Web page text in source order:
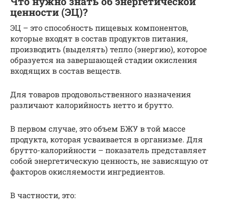
ценности (ЭЦ)?
ЭЦ – это способность пищевых компонентов,
которые входят в состав продуктов питания,
производить (выделять) тепло (энергию), которое
образуется на завершающей стадии окисления
входящих в состав веществ.
Для товаров продовольственного назначения
различают калорийность нетто и брутто.
В первом случае, это объем БЖУ в той массе
продукта, которая усваивается в организме. Для
брутто-калорийности – показатель представляет
собой энергетическую ценность, не зависящую от
факторов окисляемости ингредиентов.
В частности, это: